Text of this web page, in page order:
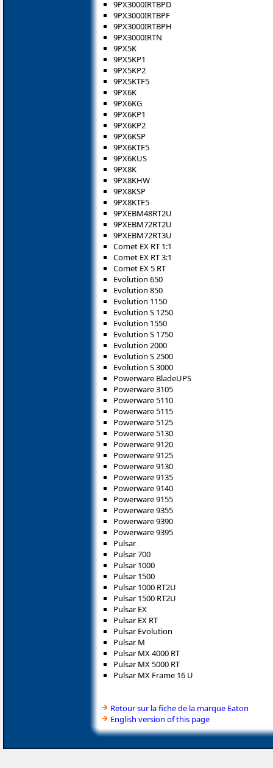
9PX3000IRTBPD
9PX3000IRTBPF
9PX3000IRTBPH
9PX3000IRTN
9PX5K
9PX5KP1
9PX5KP2
9PX5KTF5
9PX6K
9PX6KG
9PX6KP1
9PX6KP2
9PX6KSP
9PX6KTF5
9PX6KUS
9PX8K
9PX8KHW
9PX8KSP
9PX8KTF5
9PXEBM48RT2U
9PXEBM72RT2U
9PXEBM72RT3U
Comet EX RT 1:1
Comet EX RT 3:1
Comet EX 5 RT
Evolution 650
Evolution 850
Evolution 1150
Evolution S 1250
Evolution 1550
Evolution S 1750
Evolution 2000
Evolution S 2500
Evolution S 3000
Powerware BladeUPS
Powerware 3105
Powerware 5110
Powerware 5115
Powerware 5125
Powerware 5130
Powerware 9120
Powerware 9125
Powerware 9130
Powerware 9135
Powerware 9140
Powerware 9155
Powerware 9355
Powerware 9390
Powerware 9395
Pulsar
Pulsar 700
Pulsar 1000
Pulsar 1500
Pulsar 1000 RT2U
Pulsar 1500 RT2U
Pulsar EX
Pulsar EX RT
Pulsar Evolution
Pulsar M
Pulsar MX 4000 RT
Pulsar MX 5000 RT
Pulsar MX Frame 16 U
Retour sur la fiche de la marque Eaton
English version of this page